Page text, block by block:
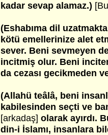
kadar sevap alamaz.)
(Eshabıma dil
kötü emellerinize alet
sever. Beni sevmeyen
incitmiş olur. Beni
da cezası gecikmeden
(Allahü teâlâ, beni
kabilesinden seçti ve
[arkadaş] olarak ayırdı.
din-i İslamı, insanlara